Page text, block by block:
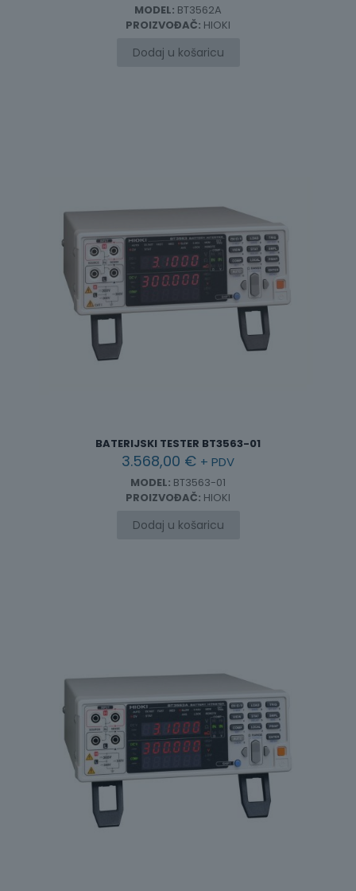
MODEL: BT3562A
PROIZVOĐAČ: HIOKI
Dodaj u košaricu
BATERIJSKI TESTER BT3563-01
3.568,00 € + PDV
MODEL: BT3563-01
PROIZVOĐAČ: HIOKI
Dodaj u košaricu